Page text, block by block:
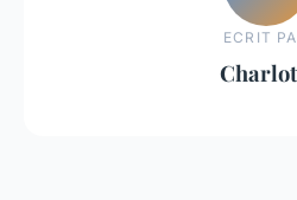
ECRIT